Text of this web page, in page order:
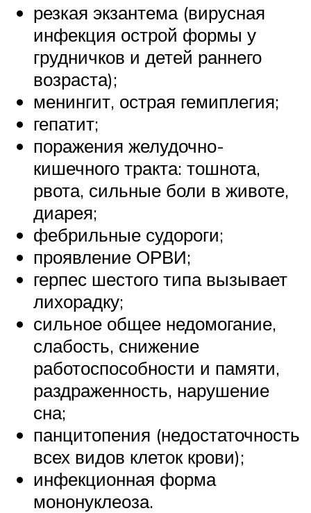
резкая экзантема (вирусная
инфекция острой формы у
грудничков и детей раннего
возраста);
менингит, острая гемиплегия;
гепатит;
поражения желудочно-
кишечного тракта: тошнота,
рвота, сильные боли в животе,
диарея;
фебрильные судороги;
проявление ОРВИ;
герпес шестого типа вызывает
лихорадку;
сильное общее недомогание,
слабость, снижение
работоспособности и памяти,
раздраженность, нарушение
сна;
панцитопения (недостаточность
всех видов клеток крови);
инфекционная форма
мононуклеоза.